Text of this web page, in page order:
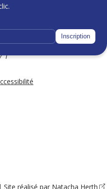
Inscription
1
réalisé par Natacha Herth